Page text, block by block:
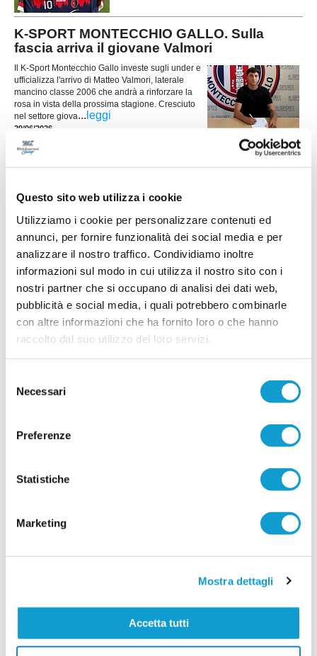
Questo sito web utilizza i cookie
Utilizziamo i cookie per personalizzare contenuti ed
annunci, per fornire funzionalità dei social media e per
analizzare il nostro traffico. Condividiamo inoltre
informazioni sul modo in cui utilizza il nostro sito con i
nostri partner che si occupano di analisi dei dati web,
pubblicità e social media, i quali potrebbero combinarle
con altre informazioni che ha fornito loro o che hanno
raccolto dal suo utilizzo dei loro servizi.
delNecessari
Preferenze
Statistiche
Marketing
Mostra dettagli
Accetta tutti
K-SPORT MONTECCHIO GALLO. Sulla
fascia arriva il giovane Valmori
Il K-Sport Montecchio Gallo investe sugli under e
ufficializza l'arrivo di Matteo Valmori, laterale
mancino classe 2006 che andrà a rinforzare la
rosa in vista della prossima stagione. Cresciuto
nel settore giova... leggi
29/06/2026
ATLETICO MONDOLFO. Rinnovato il
direttivo: Colonna nuovo presidente
Tempo di novità in casa Atletico Mondolfo 1952,
dove l'assemblea annuale dei soci ha rinnovato i
vertici societari in vista della prossima stagione di
Promozione. Dopo undici anni a ...leggi
26/06/2026
Vai all'edizione provinciale